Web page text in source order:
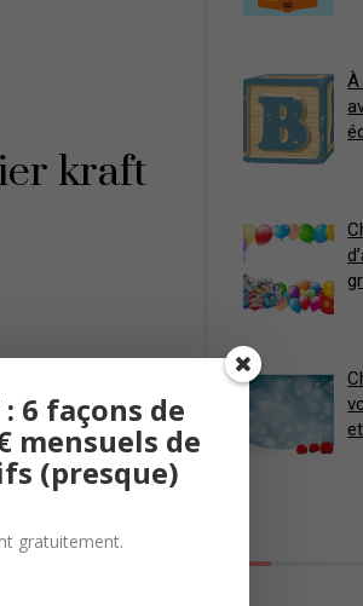
kraft
: 6 façons de
mensuels de
(presque)
gratuitement.